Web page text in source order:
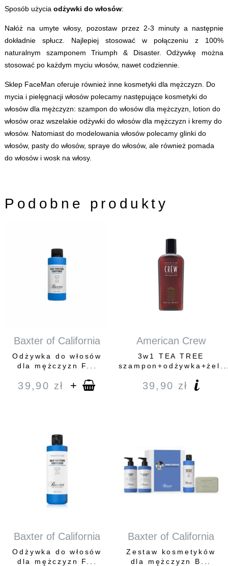
Sposób użycia odżywki do włosów:
Nałóż na umyte włosy, pozostaw przez 2-3 minuty a następnie
dokładnie spłucz. Najlepiej stosować w połączeniu z 100%
naturalnym szamponem Triumph & Disaster. Odżywkę można
stosować po każdym myciu włosów, nawet codziennie.
Sklep FaceMan oferuje również inne kosmetyki dla mężczyzn . Do
mycia i pielęgnacji włosów polecamy następujące kosmetyki do
włosów dla mężczyzn: szampon do włosów dla mężczyzn
lotion do
włosóworaz wszelakie odżywki do włosów dla mężczyzn i kremy do
włosów. Natomiast do modelowania włosów polecamy glinki do
włosów, pasty do włosów, spraye do włosów, ale również pomada
do włosówi wosk na włosy.
Podobne produkty
Baxter of California
Odżywka do włosów
dla mężczyzn F...
39,90 zł +
American Crew
3w1 TEA TREE
39,90 zł
Baxter of California
Odżywka do włosów
dla mężczyzn F...
Baxter of California
Zestaw kosmetyków
dla mężczyzn B...